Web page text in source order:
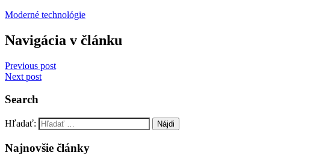
Moderné technológie
Navigácia v článku
Previous post
Next post
Search
Hľadať:
Najnovšie články